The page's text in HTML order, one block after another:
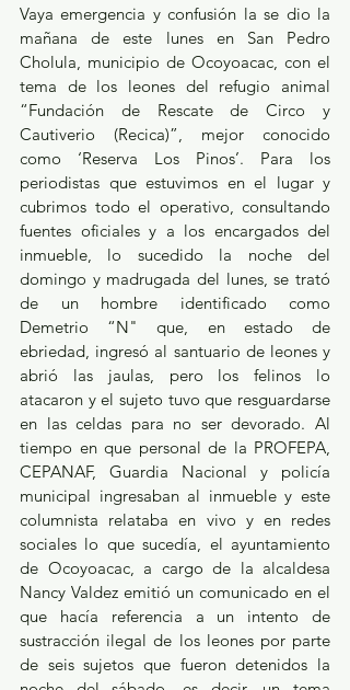
Vaya emergencia y confusión la se dio la
mañana de este lunes en San Pedro
Cholula, municipio de Ocoyoacac, con el
tema de los leones del refugio animal
“Fundación de Rescate de Circo y
Cautiverio (Recica)”, mejor conocido
como ‘Reserva Los Pinos’. Para los
periodistas que estuvimos en el lugar y
cubrimos todo el operativo, consultando
fuentes oficiales y a los encargados del
inmueble, lo sucedido la noche del
domingo y madrugada del lunes, se trató
de un hombre identificado como
Demetrio “N" que, en estado de
ebriedad, ingresó al santuario de leones y
abrió las jaulas, pero los felinos lo
atacaron y el sujeto tuvo que resguardarse
en las celdas para no ser devorado. Al
tiempo en que personal de la PROFEPA,
CEPANAF, Guardia Nacional y policía
municipal ingresaban al inmueble y este
columnista relataba en vivo y en redes
sociales lo que sucedía, el ayuntamiento
de Ocoyoacac, a cargo de la alcaldesa
Nancy Valdez emitió un comunicado en el
que hacía referencia a un intento de
sustracción ilegal de los leones por parte
de seis sujetos que fueron detenidos la